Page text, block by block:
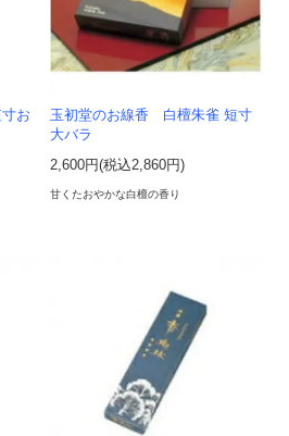
お
玉初堂のお線香 白檀朱雀 短寸
大バラ
2,600円(税込2,860円)
甘くたおやかな白檀の香り